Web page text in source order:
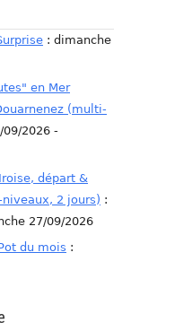
: dimanche
en Mer
(multi-
2026 -
départ &
2 jours) :
27/09/2026
du mois :